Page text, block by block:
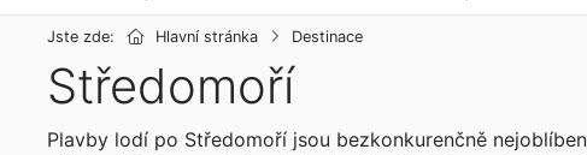
Jste zde: Hlavní stránka Destinace
Středomoří
Plavby lodí po Středomoří jsou bezkonkurenčně